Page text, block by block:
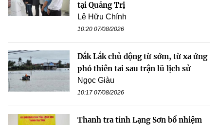
tại Quảng Trị
Lê Hữu Chính
10:20 07/08/2026
Đắk Lắk chủ động từ sớm, từ xa ứng
phó thiên tai sau trận lũ lịch sử
Ngọc Giàu
10:17 07/08/2026
Thanh tra tỉnh Lạng Sơn bổ nhiệm